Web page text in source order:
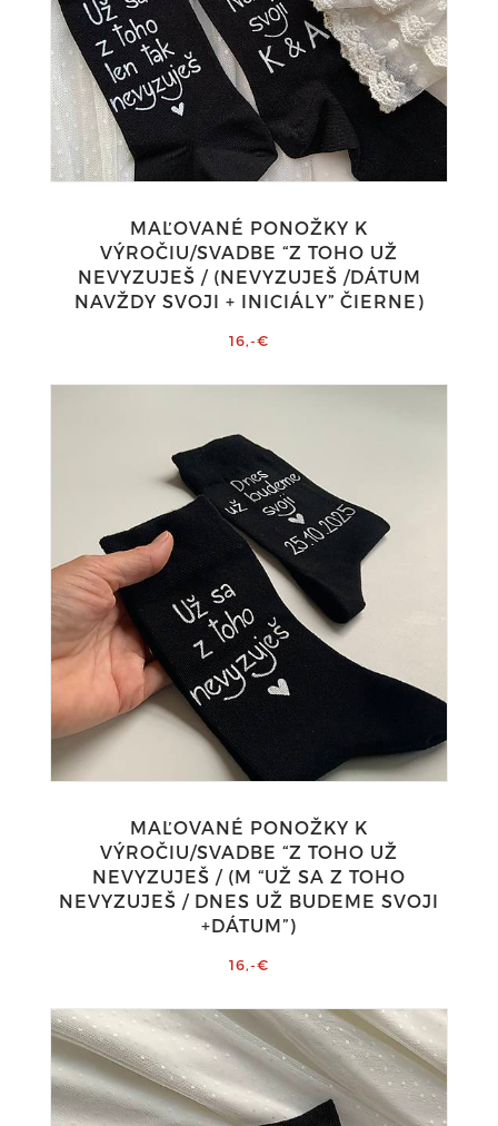
MAĽOVANÉ PONOŽKY K
VÝROČIU/SVADBE “Z TOHO UŽ
NEVYZUJEŠ / (NEVYZUJEŠ /DÁTUM
NAVŽDY SVOJI + INICIÁLY” ČIERNE)
16,-€
MAĽOVANÉ PONOŽKY K
VÝROČIU/SVADBE “Z TOHO UŽ
NEVYZUJEŠ / (M “UŽ SA Z TOHO
NEVYZUJEŠ / DNES UŽ BUDEME SVOJI
+DÁTUM”)
16,-€